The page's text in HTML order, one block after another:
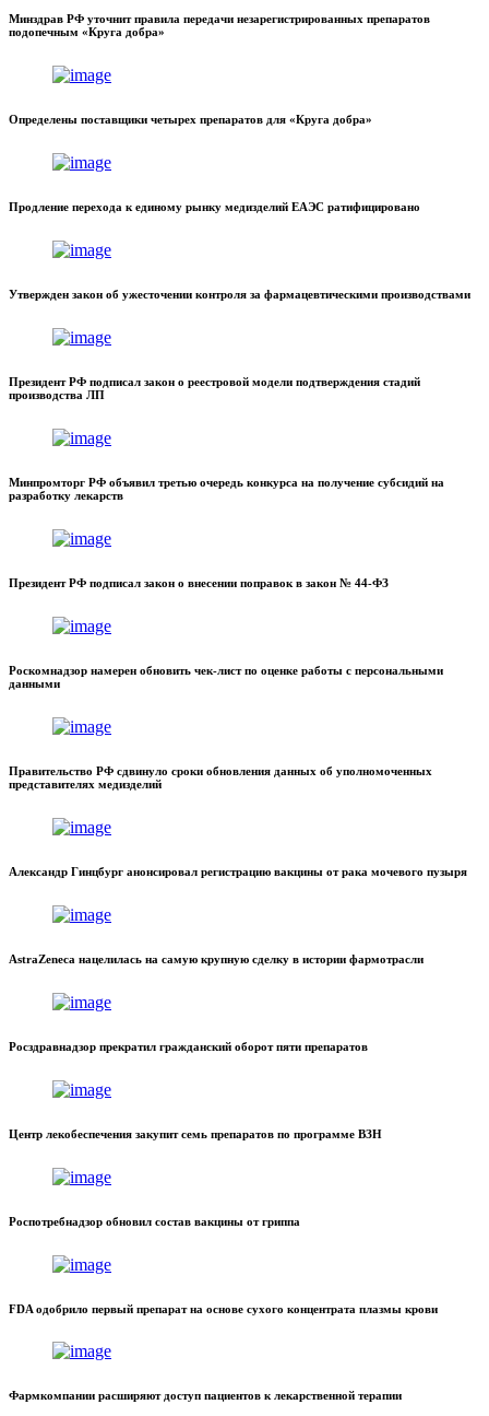
Минздрав РФ уточнит правила передачи незарегистрированных препаратов
подопечным «Круга добра»
Определены поставщики четырех препаратов для «Круга добра»
Продление перехода к единому рынку медизделий ЕАЭС ратифицировано
Утвержден закон об ужесточении контроля за фармацевтическими производствами
Президент РФ подписал закон о реестровой модели подтверждения стадий
производства ЛП
Минпромторг РФ объявил третью очередь конкурса на получение субсидий на
разработку лекарств
Президент РФ подписал закон о внесении поправок в закон № 44-ФЗ
Роскомнадзор намерен обновить чек-лист по оценке работы с персональными
данными
Правительство РФ сдвинуло сроки обновления данных об уполномоченных
представителях медизделий
Александр Гинцбург анонсировал регистрацию вакцины от рака мочевого пузыря
AstraZeneca нацелилась на самую крупную сделку в истории фармотрасли
Росздравнадзор прекратил гражданский оборот пяти препаратов
Центр лекобеспечения закупит семь препаратов по программе ВЗН
Роспотребнадзор обновил состав вакцины от гриппа
FDA одобрило первый препарат на основе сухого концентрата плазмы крови
Фармкомпании расширяют доступ пациентов к лекарственной терапии